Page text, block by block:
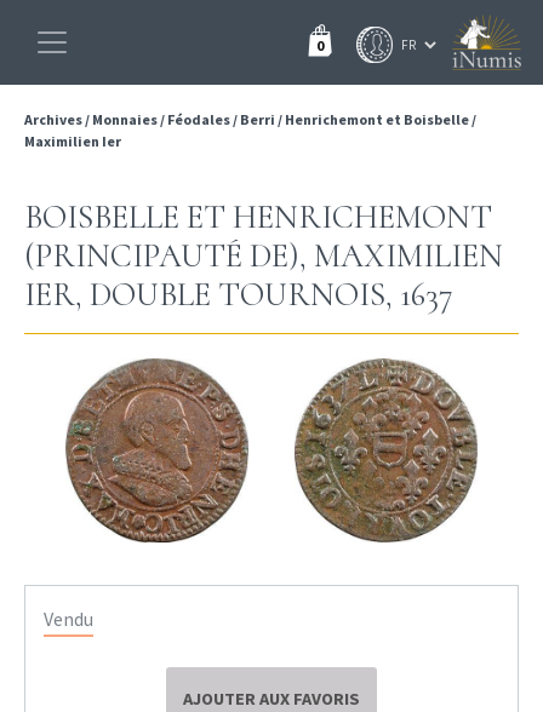
0
Archives/ Monnaies/ Féodales/ Berri / Henrichemont et Boisbelle/
Maximilien Ier
BOISBELLE ET HENRICHEMONT
(PRINCIPAUTÉ DE), MAXIMILIEN
IER, DOUBLE TOURNOIS, 1637
Vendu
AJOUTER AUX FAVORIS